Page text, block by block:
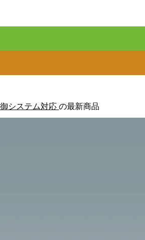
システム対応の最新商品